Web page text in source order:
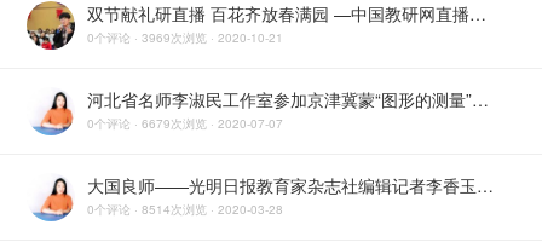
双节献礼研直播 百花齐放春满园 —中国教研网直播河北省名师李淑民工作室教研活动
0个评论 · 3969次浏览 · 2020-10-21
河北省名师李淑民工作室参加京津冀蒙“图形的测量”大主题研讨活动
0个评论 · 6679次浏览 · 2020-07-07
大国良师——光明日报教育家杂志社编辑记者李香玉采访河北省名师李淑民工作室主持人
0个评论 · 8514次浏览 · 2020-03-28